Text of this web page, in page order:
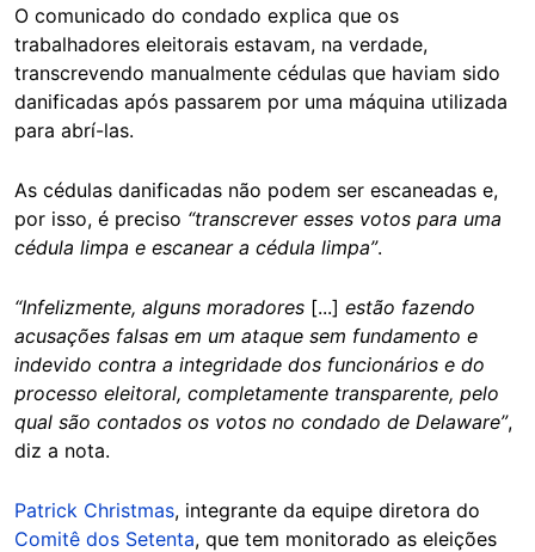
O comunicado do condado explica que os
trabalhadores eleitorais estavam, na verdade,
transcrevendo manualmente cédulas que haviam sido
danificadas após passarem por uma máquina utilizada
para abrí-las.
As cédulas danificadas não podem ser escaneadas e,
por isso, é preciso “transcrever esses votos para uma
cédula limpa e escanear a cédula limpa”.
“Infelizmente, alguns moradores [...] estão fazendo
acusações falsas em um ataque sem fundamento e
indevido contra a integridade dos funcionários e do
processo eleitoral, completamente transparente, pelo
qual são contados os votos no condado de Delaware”,
diz a nota.
Patrick Christmas, integrante da equipe diretora do
Comitê dos Setenta, que tem monitorado as eleições